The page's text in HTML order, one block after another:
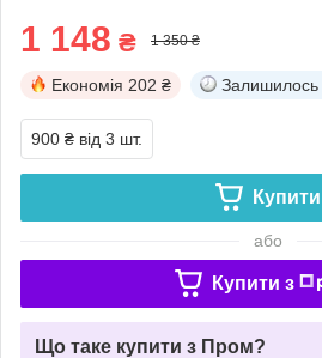
1 148 ₴ 1 350 ₴
Економія 202 ₴ Залишилось
900 ₴ від 3 шт.
Купити
або
Купити з
Що таке купити з Пром?